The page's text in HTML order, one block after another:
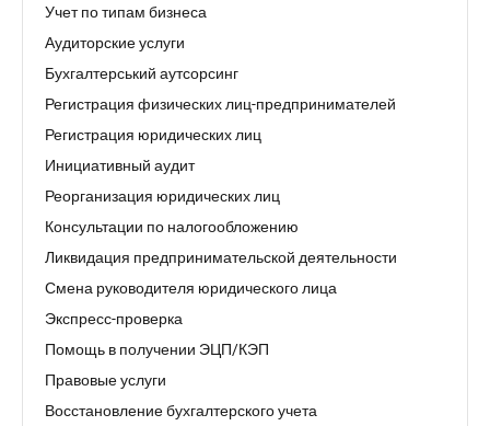
Учет по типам бизнеса
Аудиторские услуги
Бухгалтерський аутсорсинг
Регистрация физических лиц-предпринимателей
Регистрация юридических лиц
Инициативный аудит
Реорганизация юридических лиц
Консультации по налогообложению
Ликвидация предпринимательской деятельности
Смена руководителя юридического лица
Экспресс-проверка
Помощь в получении ЭЦП/КЭП
Правовые услуги
Восстановление бухгалтерского учета